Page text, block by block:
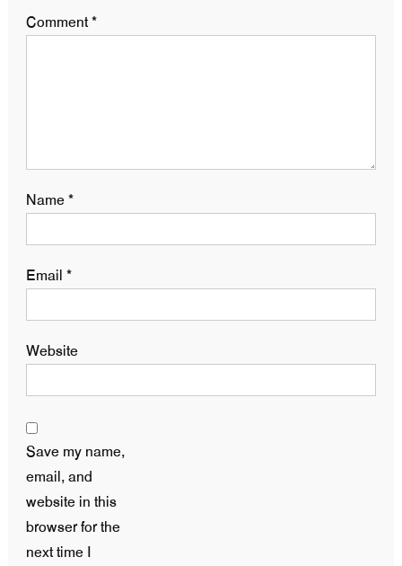
Comment*
Name*
Email *
Website
Save my name,
email, and
website in this
browser for the
next time I